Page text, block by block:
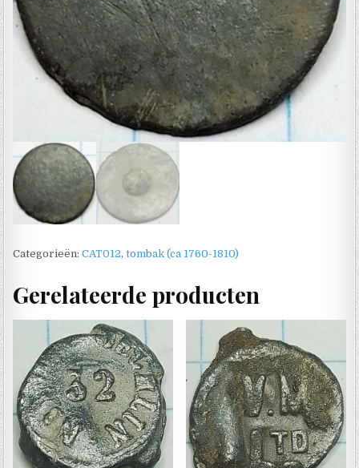
Categorieën:CAT012,tombak (ca 1760-1810)
Gerelateerde producten